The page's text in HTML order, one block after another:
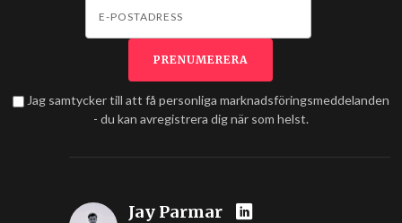
Jag samtycker till att få personliga marknadsföringsmeddelanden
- du kan avregistrera dig när som helst.
Jay Parmar